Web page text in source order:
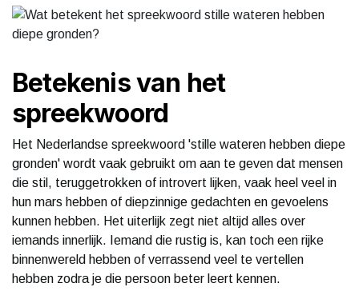
Betekenis van het
spreekwoord
Het Nederlandse spreekwoord 'stille wateren hebben diepe
gronden' wordt vaak gebruikt om aan te geven dat mensen
die stil, teruggetrokken of introvert lijken, vaak heel veel in
hun mars hebben of diepzinnige gedachten en gevoelens
kunnen hebben. Het uiterlijk zegt niet altijd alles over
iemands innerlijk. Iemand die rustig is, kan toch een rijke
binnenwereld hebben of verrassend veel te vertellen
hebben zodra je die persoon beter leert kennen.